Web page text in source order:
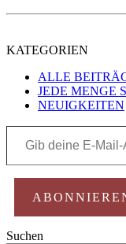
KATEGORIEN
ALLE
JEDE MENGE
NEUIGKEITEN
deine
ein ...
Suchen